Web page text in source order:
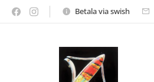
Betala via swish